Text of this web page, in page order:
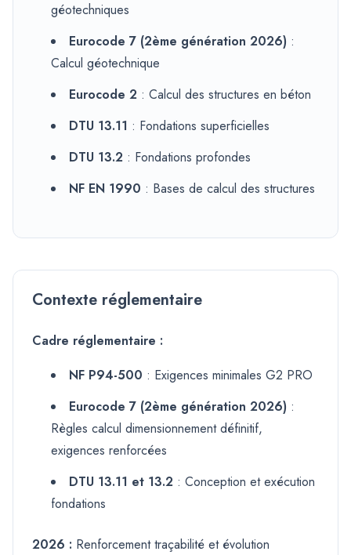
géotechniques
Eurocode 7 (2ème génération 2026) :
Calcul géotechnique
Eurocode 2 : Calcul des structures en béton
DTU 13.11 : Fondations superficielles
DTU 13.2 : Fondations profondes
NF EN 1990 : Bases de calcul des structures
Contexte réglementaire
Cadre réglementaire :
NF P94-500 : Exigences minimales G2 PRO
Eurocode 7 (2ème génération 2026) :
Règles calcul dimensionnement définitif,
exigences renforcées
DTU 13.11 et 13.2 : Conception et exécution
fondations
2026 : Renforcement traçabilité et évolution